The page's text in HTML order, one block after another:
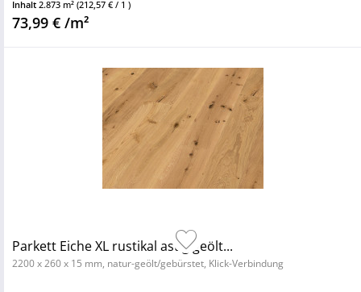
Inhalt 2.873 m² (212,57 € / 1 )
73,99 € /m²
Parkett Eiche XL rustikal astig geölt...
2200 x 260 x 15 mm, natur-geölt/gebürstet, Klick-Verbindung